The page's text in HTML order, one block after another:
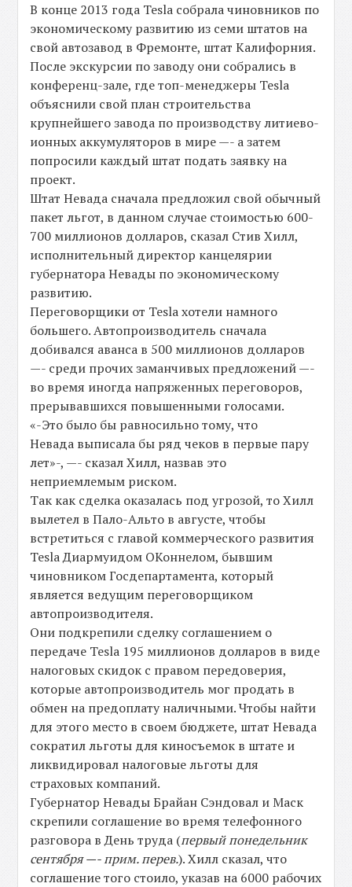
В конце 2013 года Tesla собрала чиновников по
экономическому развитию из семи штатов на
свой автозавод в Фремонте, штат Калифорния.
После экскурсии по заводу они собрались в
конференц-зале, где топ-менеджеры Tesla
объяснили свой план строительства
крупнейшего завода по производству литиево-
ионных аккумуляторов в мире —- а затем
попросили каждый штат подать заявку на
проект.
Штат Невада сначала предложил свой обычный
пакет льгот, в данном случае стоимостью 600-
700 миллионов долларов, сказал Стив Хилл,
исполнительный директор канцелярии
губернатора Невады по экономическому
развитию.
Переговорщики от Tesla хотели намного
большего. Автопроизводитель сначала
добивался аванса в 500 миллионов долларов
—- среди прочих заманчивых предложений —-
во время иногда напряженных переговоров,
прерывавшихся повышенными голосами.
«-Это было бы равносильно тому, что
Невада выписала бы ряд чеков в первые пару
лет»-, —- сказал Хилл, назвав это
неприемлемым риском.
Так как сделка оказалась под угрозой, то Хилл
вылетел в Пало-Альто в августе, чтобы
встретиться с главой коммерческого развития
Tesla Диармуидом ОКоннелом, бывшим
чиновником Госдепартамента, который
является ведущим переговорщиком
автопроизводителя.
Они подкрепили сделку соглашением о
передаче Tesla 195 миллионов долларов в виде
налоговых скидок с правом передоверия,
которые автопроизводитель мог продать в
обмен на предоплату наличными. Чтобы найти
для этого место в своем бюджете, штат Невада
сократил льготы для киносъемок в штате и
ликвидировал налоговые льготы для
страховых компаний.
Губернатор Невады Брайан Сэндовал и Маск
скрепили соглашение во время телефонного
разговора в День труда (первый понедельник
сентября —- прим. перев.). Хилл сказал, что
соглашение того стоило, указав на 6000 рабочих